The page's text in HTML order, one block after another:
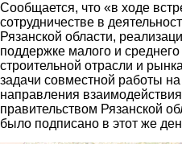
Сообщается, что «в ходе
сотрудничестве в
Рязанской области,
поддержке малого и
строительной отрасли и
задачи совместной работы
направления
правительством Рязанской
было подписано в этот же